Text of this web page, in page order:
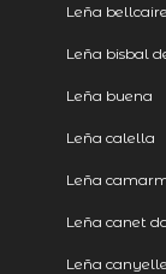
Leña
Leña bisbal
Leña buena
Leña calella
Leña
Leña canet
Leña